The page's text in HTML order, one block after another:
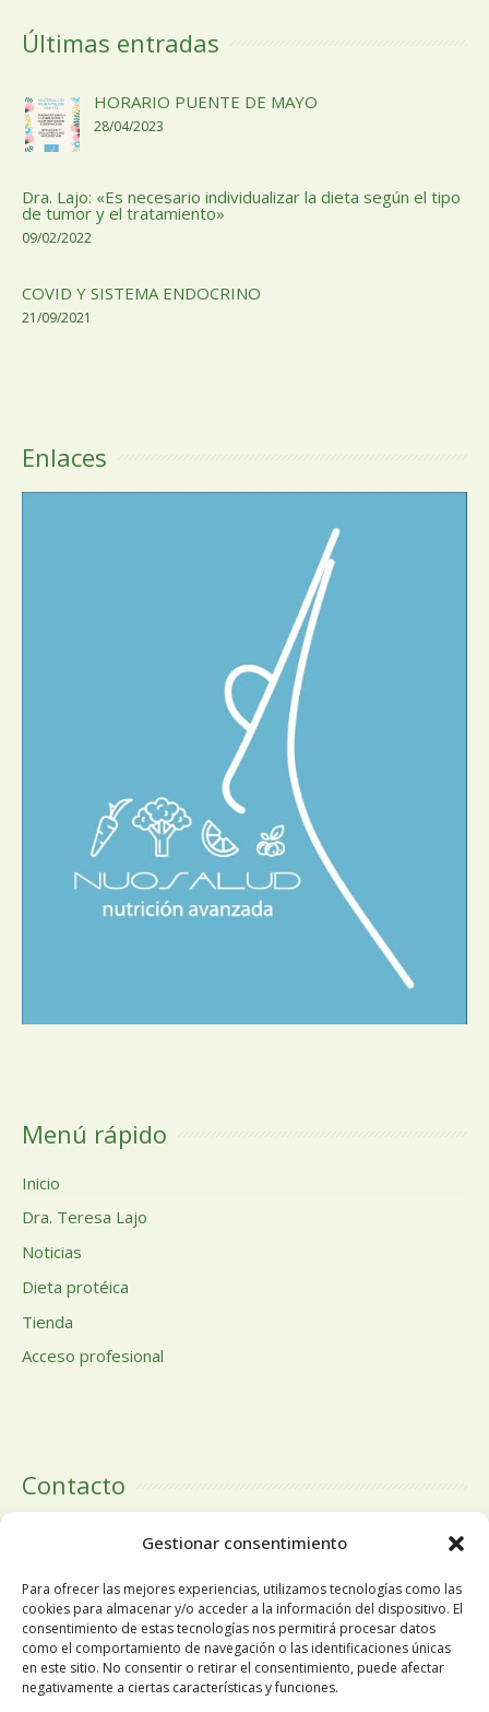
Gestionar consentimiento
Para ofrecer las mejores experiencias, utilizamos tecnologías como las
cookies para almacenar y/o acceder a la información del dispositivo. El
consentimiento de estas tecnologías nos permitirá procesar datos
como el comportamiento de navegación o las identificaciones únicas
en este sitio. No consentir o retirar el consentimiento, puede afectar
negativamente a ciertas características y funciones.
Últimas entradas
HORARIO PUENTE DE MAYO
28/04/2023
Dra. Lajo: «Es necesario individualizar la dieta según el tipo
de tumor y el tratamiento»
09/02/2022
COVID Y SISTEMA ENDOCRINO
21/09/2021
Enlaces
Menú rápido
Inicio
Dra. Teresa Lajo
Noticias
Dieta protéica
Tienda
Acceso profesional
Contacto
Calle Doctor Calero, 19 Centro Comercial El Tutti 1ª Planta,
Tlfn: +34 91 196 19 63